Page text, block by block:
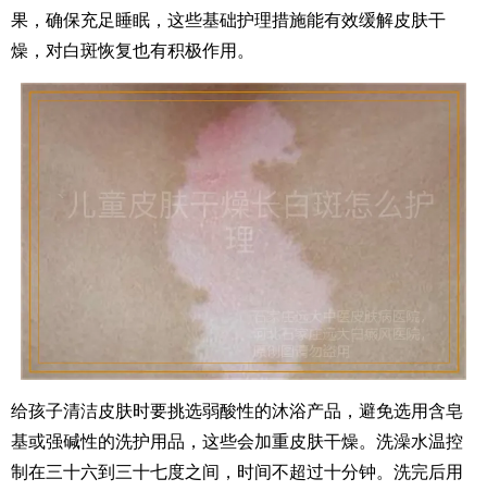
果，确保充足睡眠，这些基础护理措施能有效缓解皮肤干
燥，对白斑恢复也有积极作用。
给孩子清洁皮肤时要挑选弱酸性的沐浴产品，避免选用含皂
基或强碱性的洗护用品，这些会加重皮肤干燥。洗澡水温控
制在三十六到三十七度之间，时间不超过十分钟。洗完后用